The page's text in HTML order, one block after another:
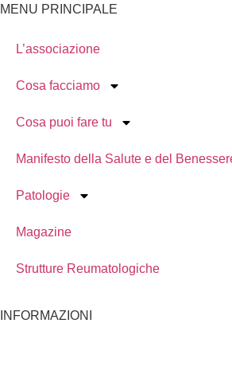
MENU PRINCIPALE
L’associazione
Cosa facciamo
Cosa puoi fare tu
Manifesto della Salute e del
Patologie
Magazine
Strutture Reumatologiche
INFORMAZIONI